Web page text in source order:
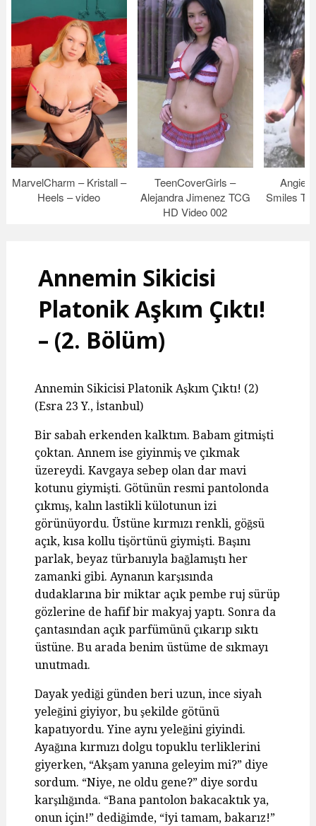
MarvelCharm – Kristall –
Heels – video
TeenCoverGirls –
Alejandra Jimenez TCG
HD Video 002
Angie
Smiles
Annemin Sikicisi
Platonik Aşkım Çıktı!
– (2. Bölüm)
Annemin Sikicisi Platonik Aşkım Çıktı! (2)
(Esra 23 Y., İstanbul)
Bir sabah erkenden kalktım. Babam gitmişti
çoktan. Annem ise giyinmiş ve çıkmak
üzereydi. Kavgaya sebep olan dar mavi
kotunu giymişti. Götünün resmi pantolonda
çıkmış, kalın lastikli külotunun izi
görünüyordu. Üstüne kırmızı renkli, göğsü
açık, kısa kollu tişörtünü giymişti. Başını
parlak, beyaz türbanıyla bağlamıştı her
zamanki gibi. Aynanın karşısında
dudaklarına bir miktar açık pembe ruj sürüp
gözlerine de hafif bir makyaj yaptı. Sonra da
çantasından açık parfümünü çıkarıp sıktı
üstüne. Bu arada benim üstüme de sıkmayı
unutmadı.
Dayak yediği günden beri uzun, ince siyah
yeleğini giyiyor, bu şekilde götünü
kapatıyordu. Yine aynı yeleğini giyindi.
Ayağına kırmızı dolgu topuklu terliklerini
giyerken, “Akşam yanına geleyim mi?” diye
sordum. “Niye, ne oldu gene?” diye sordu
karşılığında. “Bana pantolon bakacaktık ya,
onun için!” dediğimde, “İyi tamam, bakarız!”